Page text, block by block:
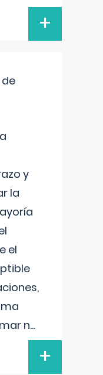
+
y
la
el
n...
+